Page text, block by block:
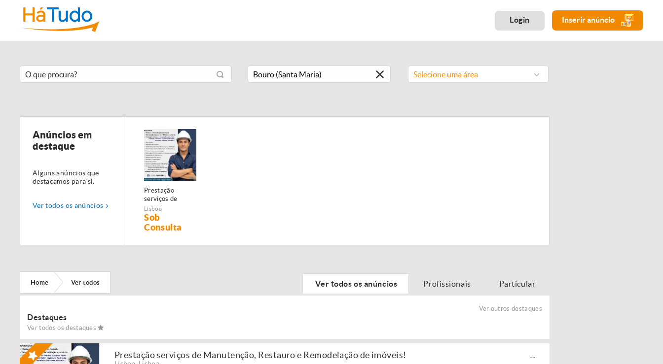
Login Inserir anúncio
Selecione uma área
Anúncios em
destaque
Alguns anúncios que
destacamos para si.
Ver todos os anúncios
Prestação
serviços de
Manutenção,
Restauro e
Remodelação de
imóveis!
Lisboa
Sob
Consulta
Home Ver todos Ver todos os anúncios Profissionais Particular
Ver outros destaques
Destaques
Ver todos os destaques
Prestação serviços de Manutenção, Restauro e Remodelação de imóveis!